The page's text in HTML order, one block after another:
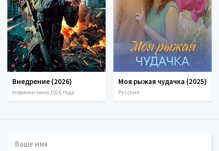
Внедрение (2026)
Новинки кино 2026 года
Моя рыжая чудачка (2025)
Русские